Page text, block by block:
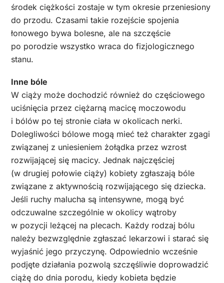
środek ciężkości zostaje w tym okresie przeniesiony
do przodu. Czasami takie rozejście spojenia
łonowego bywa bolesne, ale na szczęście
po porodzie wszystko wraca do fizjologicznego
stanu.
Inne bóle
W ciąży może dochodzić również do częściowego
uciśnięcia przez ciężarną macicę moczowodu
i bólów po tej stronie ciała w okolicach nerki.
Dolegliwości bólowe mogą mieć też charakter zgagi
związanej z uniesieniem żołądka przez wzrost
rozwijającej się macicy. Jednak najczęściej
(w drugiej połowie ciąży) kobiety zgłaszają bóle
związane z aktywnością rozwijającego się dziecka.
Jeśli ruchy malucha są intensywne, mogą być
odczuwalne szczególnie w okolicy wątroby
w pozycji leżącej na plecach. Każdy rodzaj bólu
należy bezwzględnie zgłaszać lekarzowi i starać się
wyjaśnić jego przyczynę. Odpowiednio wcześnie
podjęte działania pozwolą szczęśliwie doprowadzić
ciążę do dnia porodu, kiedy kobieta będzie